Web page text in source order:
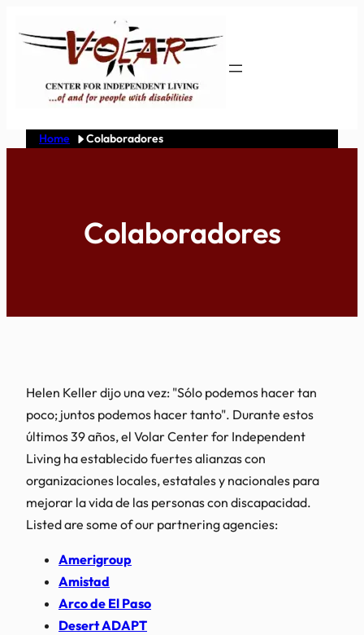
Home Colaboradores
Colaboradores
Helen Keller dijo una vez: "Sólo podemos hacer tan
poco; juntos podemos hacer tanto". Durante estos
últimos 39 años, el Volar Center for Independent
Living ha establecido fuertes alianzas con
organizaciones locales, estatales y nacionales para
mejorar la vida de las personas con discapacidad.
Listed are some of our partnering agencies:
Amerigroup
Amistad
Arco de El Paso
Desert ADAPT